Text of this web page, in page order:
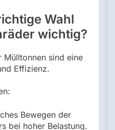
Wahl
wichtig?
Mülltonnen sind eine
Effizienz.
Bewegen der
bei hoher Belastung.